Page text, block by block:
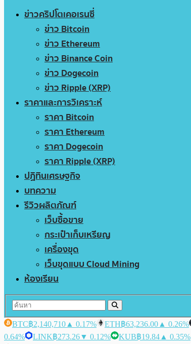
ข่าวคริปโตเคอเรนซี่
ข่าว Bitcoin
ข่าว Ethereum
ข่าว Binance Coin
ข่าว Dogecoin
ข่าว Ripple (XRP)
ราคาและการวิเคราะห์
ราคา Bitcoin
ราคา Ethereum
ราคา Dogecoin
ราคา Ripple (XRP)
ปฏิทินเศรษฐกิจ
บทความ
รีวิวผลิตภัณฑ์
เว็บซื้อขาย
กระเป๋าเก็บเหรียญ
เครื่องขุด
เว็บขุดแบบ Cloud Mining
ห้องเรียน
BTC฿2,140,710 ▲ 0.17% ETH฿63,236.00 ▲ 0.26%
0.64%
LINK฿273.26▼ 0.12% KUB฿19.84 ▲ 0.35%